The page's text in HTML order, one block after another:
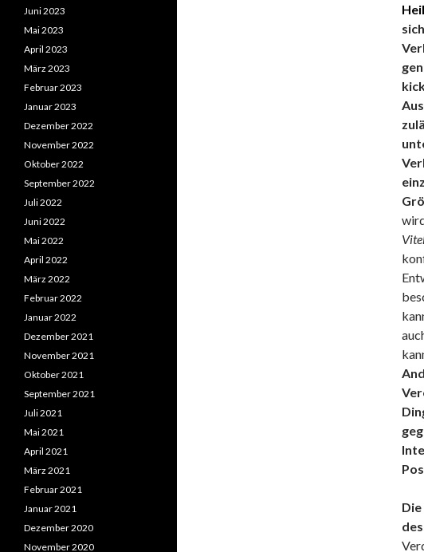
Juni 2023
Mai 2023
April 2023
März 2023
Februar 2023
Januar 2023
Dezember 2022
November 2022
Oktober 2022
September 2022
Juli 2022
Juni 2022
Mai 2022
April 2022
März 2022
Februar 2022
Januar 2022
Dezember 2021
November 2021
Oktober 2021
September 2021
Juli 2021
Mai 2021
April 2021
März 2021
Februar 2021
Januar 2021
Dezember 2020
November 2020